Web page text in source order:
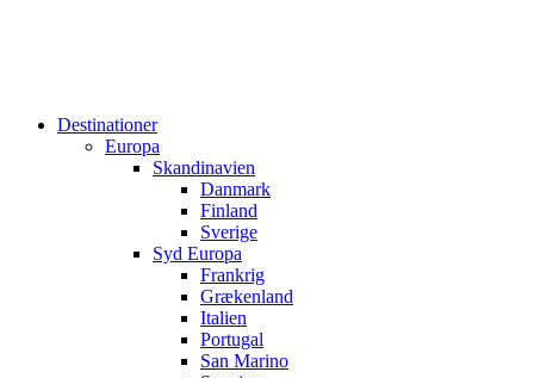
Destinationer
Europa
Skandinavien
Danmark
Finland
Sverige
Syd Europa
Frankrig
Grækenland
Italien
Portugal
San Marino